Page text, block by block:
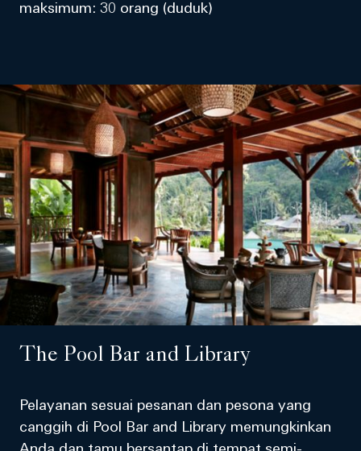
maksimum: 30 orang (duduk)
The Pool Bar and Library
Pelayanan sesuai pesanan dan pesona yang
canggih di Pool Bar and Library memungkinkan